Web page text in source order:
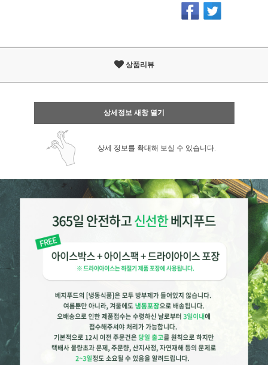
상품리뷰
상세정보 새창 열기
상세 정보를 확대해 보실 수 있습니다.